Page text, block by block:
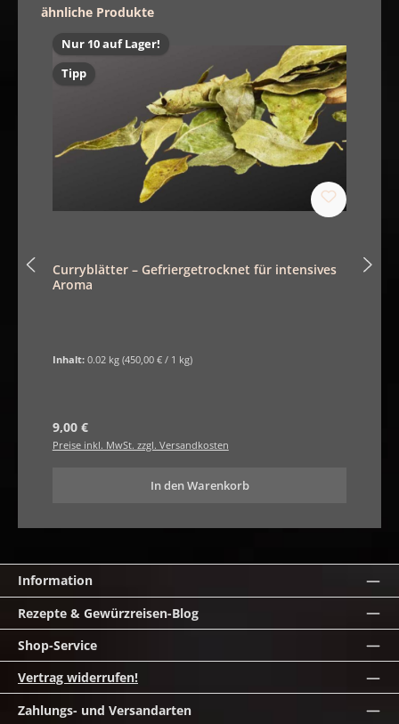
Produktgalerie überspringen
ähnliche Produkte
Nur 10 auf Lager!
Tipp
Curryblätter – Gefriergetrocknet für intensives
Aroma
Inhalt: 0.02 kg (450,00 € / 1 kg)
Regulärer Preis:
9,00 €
Preise inkl. MwSt. zzgl. Versandkosten
In den Warenkorb
Information
Rezepte & Gewürzreisen-Blog
Shop-Service
Vertrag widerrufen!
Zahlungs- und Versandarten